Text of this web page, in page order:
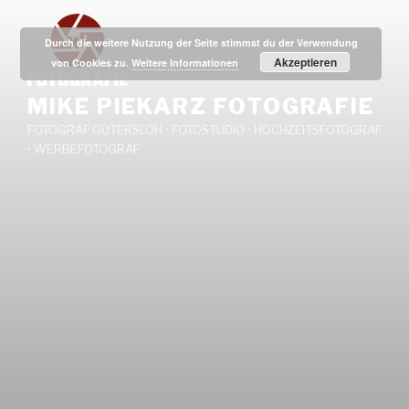
Inhalt
springen
MIKE PIEKARZ FOTOGRAFIE
FOTOGRAF GÜTERSLOH • FOTOSTUDIO • HOCHZEITSFOTOGRAF
• WERBEFOTOGRAF
Durch die weitere Nutzung der Seite stimmst du der Verwendung
von Cookies zu.Weitere Informationen Akzeptieren